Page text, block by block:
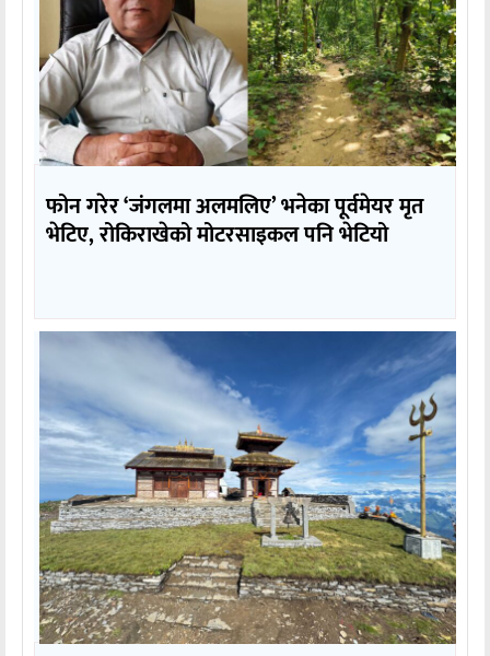
फोन गरेर ‘जंगलमा अलमलिए’ भनेका पूर्वमेयर मृत
भेटिए, रोकिराखेको मोटरसाइकल पनि भेटियो